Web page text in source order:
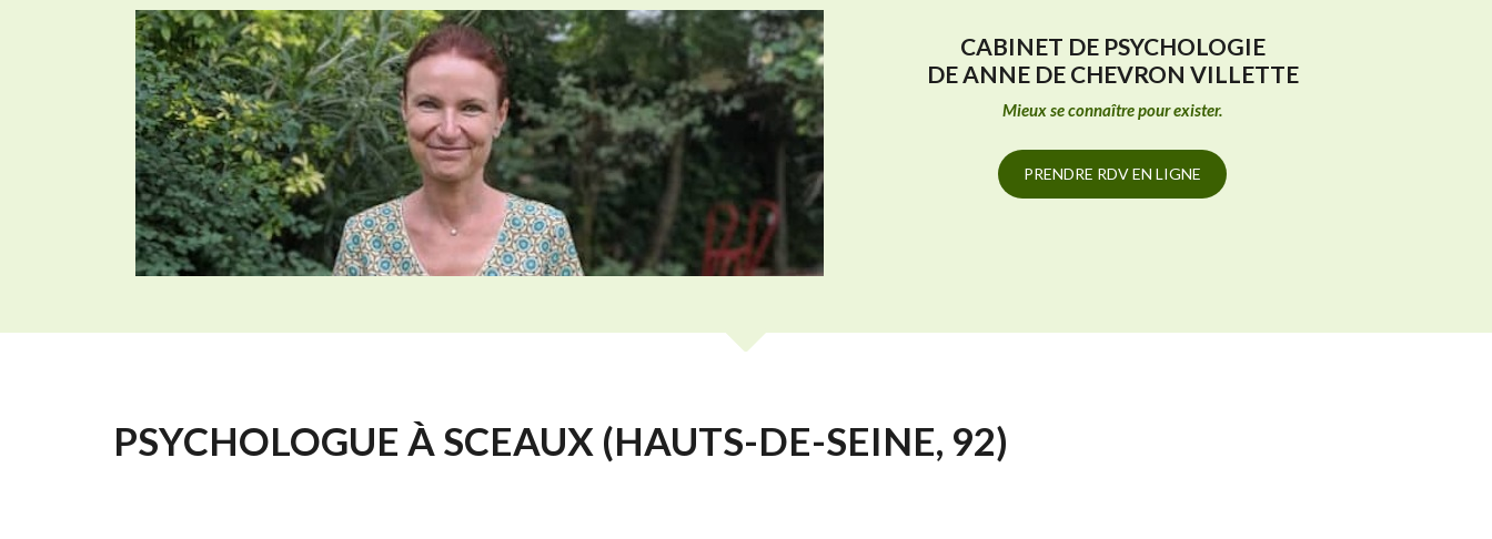
CABINET DE PSYCHOLOGIE
DE ANNE DE CHEVRON VILLETTE
Mieux se connaître pour exister.
PRENDRE RDV EN LIGNE
PSYCHOLOGUE À SCEAUX (HAUTS-DE-SEINE, 92)